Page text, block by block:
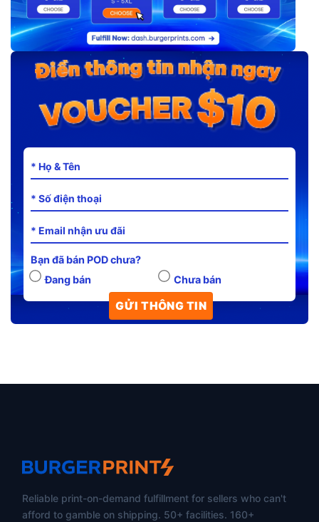
Bạn đã bán POD chưa?
Đang bán
Chưa bán
Reliable print-on-demand fulfillment for sellers who can't
afford to gamble on shipping. 50+ facilities. 160+